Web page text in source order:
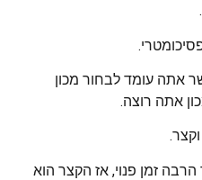
אתה עומד לבחור מכון
אתה רוצה.
זמן פנוי, אז הקצר הוא